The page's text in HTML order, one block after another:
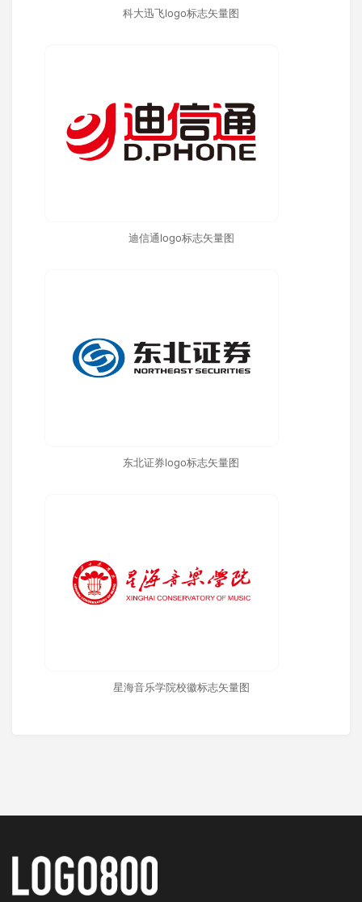
科大迅飞logo标志矢量图
迪信通logo标志矢量图
东北证券logo标志矢量图
星海音乐学院校徽标志矢量图